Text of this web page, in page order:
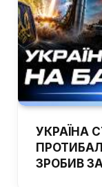
УКРАЇНА
ЗРОБИВ